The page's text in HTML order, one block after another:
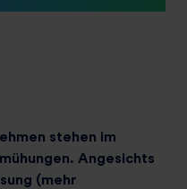
stehen im
Angesichts
(mehr